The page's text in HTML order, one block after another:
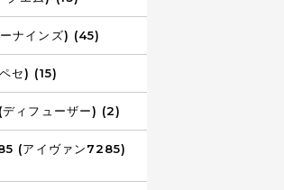
ナインズ) (45)
セ) (15)
ィフューザー) (2)
(アイヴァン7285)